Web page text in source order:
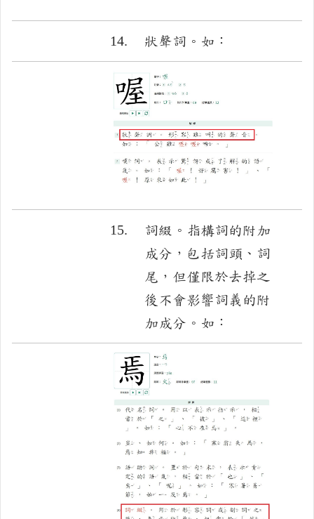
14. 狀聲詞。如：
15.
詞綴。指構詞的附加
成分，包括詞頭、詞
尾，但僅限於去掉之
後不會影響詞義的附
加成分。如：